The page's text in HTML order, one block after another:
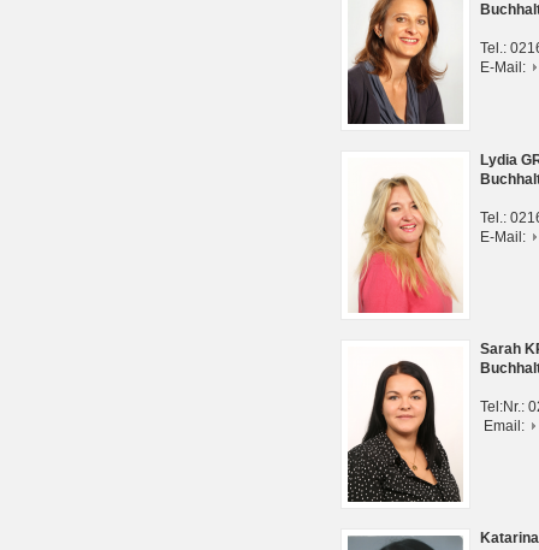
Tel.:
E-Mail:
Lydia
Tel.:
E-Mail:
Sarah
Tel:Nr.:
Email: